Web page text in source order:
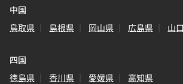
中国
鳥取県
島根県 岡山県 広島県 山
四国
徳島県
香川県 愛媛県 高知県